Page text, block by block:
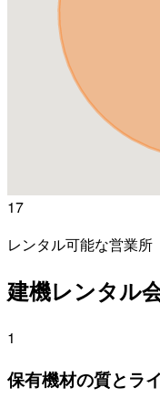
17
レンタル可能な営業所
建機レンタル
1
保有機材の質とラ